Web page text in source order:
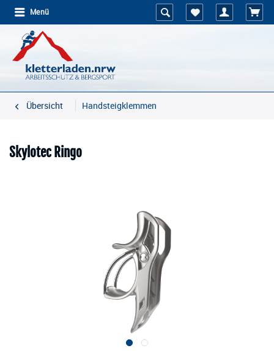
Menü
Übersicht Handsteigklemmen
Skylotec Ringo